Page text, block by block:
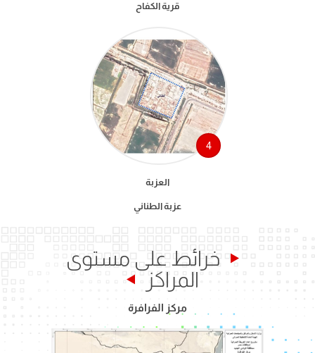
قرية الكفاح
4
العزبة
عزبة الطناني
خرائط على مستوى
المراكز
مركز الفرافرة